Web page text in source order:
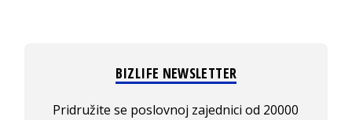
BIZLIFE NEWSLETTER
Pridružite se poslovnoj zajednici od 20000